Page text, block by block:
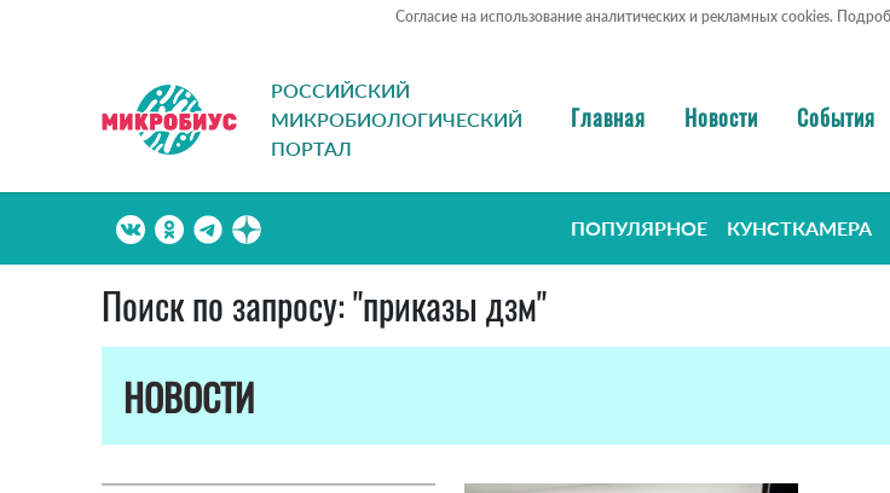
Согласие на использование аналитических и рекламных cookies.
РОССИЙСКИЙ
МИКРОБИОЛОГИЧЕСКИЙ
ПОРТАЛ
Главная Новости События
ПОПУЛЯРНОЕ КУНСТКАМЕРА
Поиск по запросу: "приказы дзм"
НОВОСТИ